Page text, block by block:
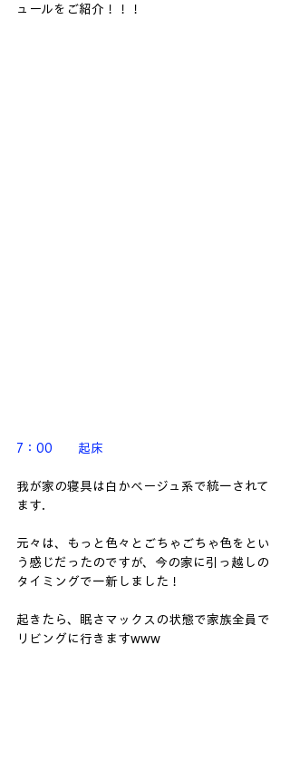
ュールをご紹介！！！
7：00　　起床
我が家の寝具は白かベージュ系で統一されて
ます.
元々は、もっと色々とごちゃごちゃ色をとい
う感じだったのですが、今の家に引っ越しの
タイミングで一新しました！
起きたら、眠さマックスの状態で家族全員で
リビングに行きますwww